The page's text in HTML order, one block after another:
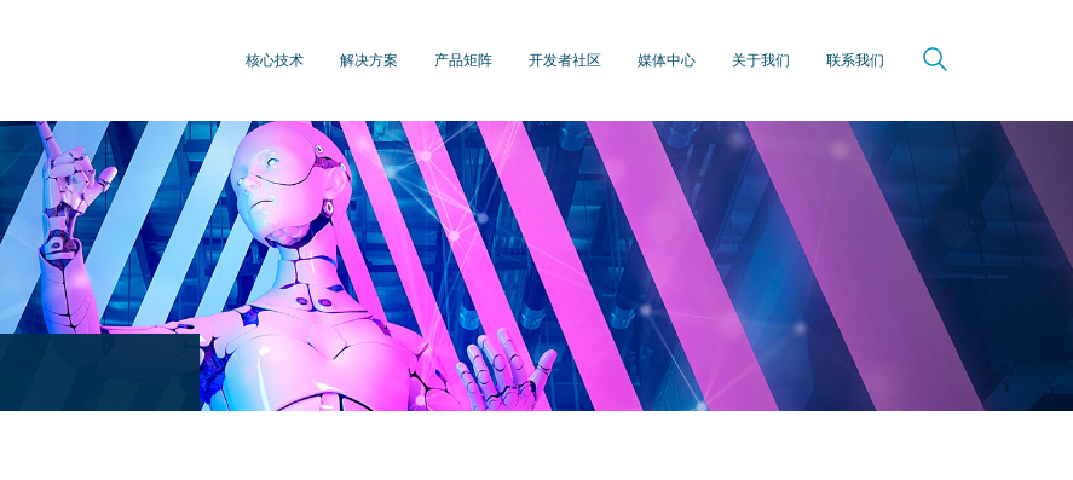
核心技术 解决方案 产品矩阵 开发者社区 媒体中心 关于我们 联系我们